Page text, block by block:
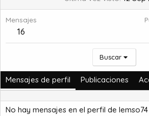
Mensajes
16
Buscar
Mensajes de perfil Publicaciones
No hay mensajes en el perfil de